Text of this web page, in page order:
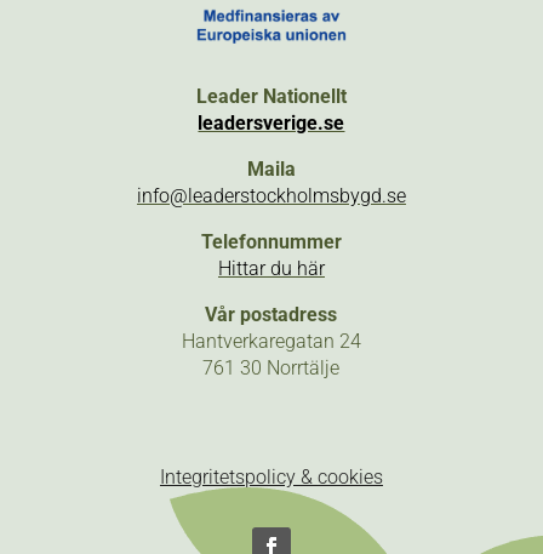
Leader Nationellt
leadersverige.se
Maila
info@leaderstockholmsbygd.se
Telefonnummer
Hittar du här
Vår postadress
Hantverkaregatan 24
761 30 Norrtälje
Integritetspolicy & cookies